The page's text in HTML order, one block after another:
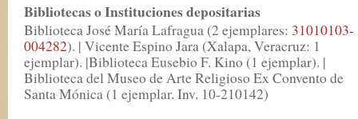
Bibliotecas o Instituciones depositarias
Biblioteca José María Lafragua (2 ejemplares: 31010103-
004282). | Vicente Espino Jara (Xalapa, Veracruz: 1
ejemplar). |Biblioteca Eusebio F. Kino (1 ejemplar). |
Biblioteca del Museo de Arte Religioso Ex Convento de
Santa Mónica (1 ejemplar. Inv. 10-210142)